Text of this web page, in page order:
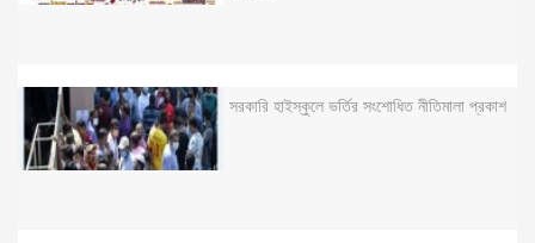
সরকারি হাইস্কুলে ভর্তির সংশোধিত নীতিমালা প্রকাশ